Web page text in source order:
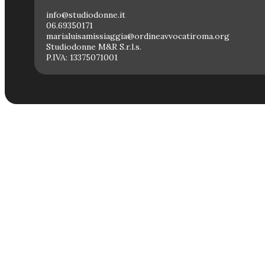
info@studiodonne.it
06.69350171
marialuisamissiaggia@ordineavvocatiroma.org
Studiodonne M&R S.r.l.s.
P.IVA: 13375071001